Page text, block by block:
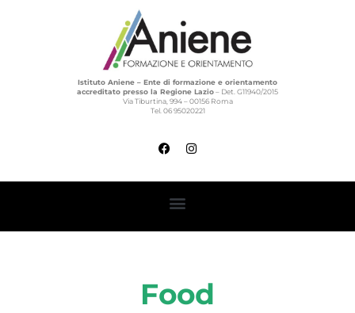
Istituto Aniene – Ente di formazione e orientamento
accreditato presso la Regione Lazio– Det. G11940/2015
Via Tiburtina, 994 – 00156 Roma
Tel. 06 95020221
Food